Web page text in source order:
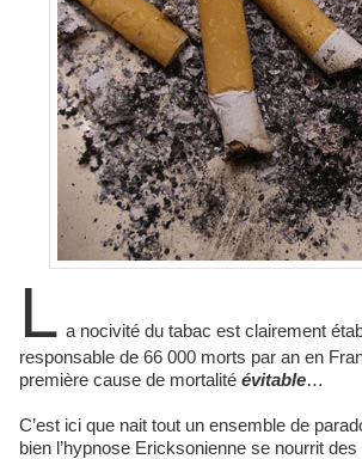
L a nocivité du tabac est clairement
responsable de 66 000 morts par an en
première cause de mortalité évitable…
C’est ici que nait tout un ensemble de
bien l’hypnose Ericksonienne se nourrit